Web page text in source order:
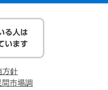
る人は
います
方針
間市場調